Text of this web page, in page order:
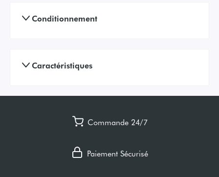
Conditionnement
Caractéristiques
Commande 24/7
Paiement Sécurisé